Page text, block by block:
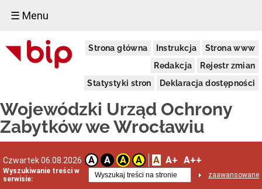
☰ Menu
Strona główna Instrukcja
Strona www
Redakcja
Rejestr zmian
Statystyki stron
Deklaracja dostępności
Wojewódzki Urząd Ochrony
Zabytków we Wrocławiu
Czwartek 06.08.2026 A A A A A A+ A++
Wyszukiwanie treści w
serwisie:
zaawansowane
Dostępność
Deklaracja
dostępności
realizowanym
projekcie
dofinansowanym
Europejskich
Delegatury